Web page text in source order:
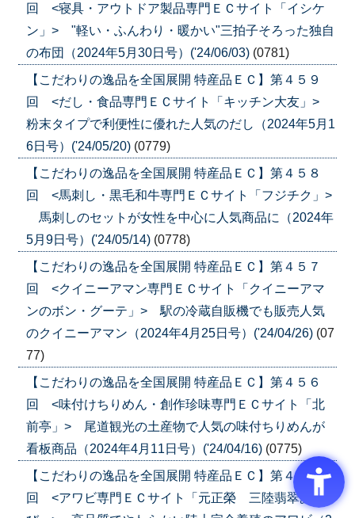
回 <寝具・アウトドア製品専門ＥＣサイト「イシケ
ン」> "軽い・ふんわり・暖かい"三拍子そろった独自
の布団（2024年5月30日号）('24/06/03) (0781)
【こだわりの逸品を全国展開 特産品ＥＣ】第４５９
回 <だし・食品専門ＥＣサイト「キッチン大友」>
粉末タイプで利便性に優れた人気のだし（2024年5月1
6日号）('24/05/20) (0779)
【こだわりの逸品を全国展開 特産品ＥＣ】第４５８
回 <馬刺し・黒毛和牛専門ＥＣサイト「フジチク」>
馬刺しのセットが女性を中心に人気商品に（2024年
5月9日号）('24/05/14) (0778)
【こだわりの逸品を全国展開 特産品ＥＣ】第４５７
回 <クイニーアマン専門ＥＣサイト「クイニーアマ
ンのボン・グーテ」> 駅の冷蔵自販機でも販売人気
のクイニーアマン（2024年4月25日号）('24/04/26) (07
77)
【こだわりの逸品を全国展開 特産品ＥＣ】第４５６
回 <味付けちりめん・創作珍味専門ＥＣサイト「北
前亭」> 尾道観光の土産物で人気の味付ちりめんが
看板商品（2024年4月11日号）('24/04/16) (0775)
【こだわりの逸品を全国展開 特産品ＥＣ】第４５５
回 <アワビ専門ＥＣサイト「元正榮 三陸翡翠あわ